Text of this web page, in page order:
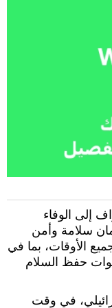
إلى الوفاء
سلامة وأمن
الأوقات، بما في
حفظ السلام
في وقت